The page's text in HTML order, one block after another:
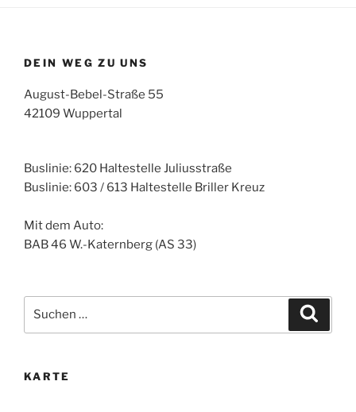
DEIN WEG ZU UNS
August-Bebel-Straße 55
42109 Wuppertal
Buslinie: 620 Haltestelle Juliusstraße
Buslinie: 603 / 613 Haltestelle Briller Kreuz
Mit dem Auto:
BAB 46 W.-Katernberg (AS 33)
nach:
KARTE